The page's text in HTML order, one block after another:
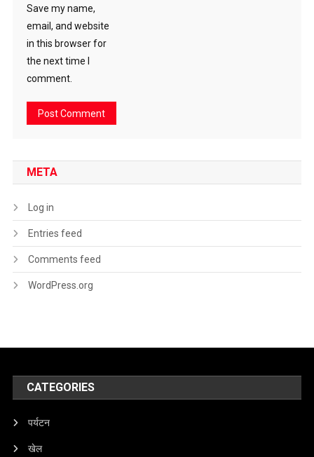
Save my name,
email, and website
in this browser for
the next time I
comment.
META
Log in
Entries feed
Comments feed
WordPress.org
CATEGORIES
पर्यटन
खेल